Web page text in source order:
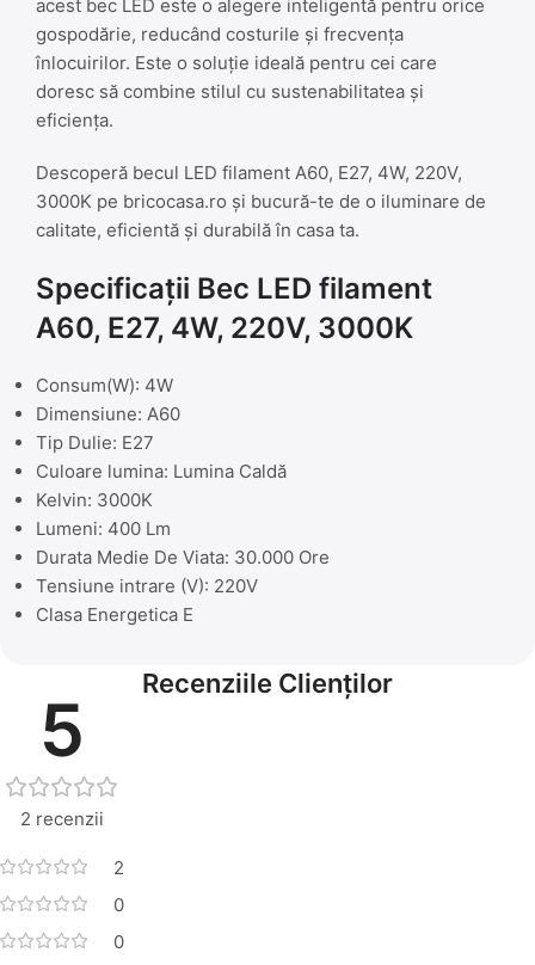
acest bec LED este o alegere inteligentă pentru orice
gospodărie, reducând costurile și frecvența
înlocuirilor. Este o soluție ideală pentru cei care
doresc să combine stilul cu sustenabilitatea și
eficiența.
Descoperă becul LED filament A60, E27, 4W, 220V,
3000K pe bricocasa.ro și bucură-te de o iluminare de
calitate, eficientă și durabilă în casa ta.
Specificații Bec LED filament
A60, E27, 4W, 220V, 3000K
Consum(W): 4W
Dimensiune: A60
Tip Dulie: E27
Culoare lumina: Lumina Caldă
Kelvin: 3000K
Lumeni: 400 Lm
Durata Medie De Viata: 30.000 Ore
Tensiune intrare (V): 220V
Clasa Energetica E
Recenziile Clienților
5
2 recenzii
2
0
0